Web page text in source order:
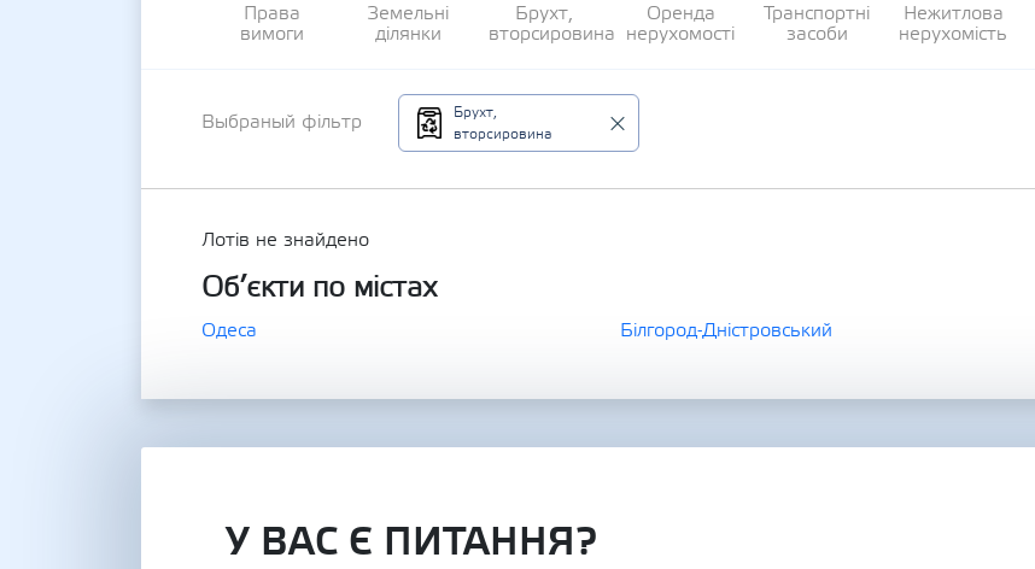
Права
вимоги
Земельні
ділянки
Брухт,
вторсировина
Оренда
нерухомості
Транспортні
засоби
Нежитлова
нерухомість
Выбраный фільтр
Брухт,
вторсировина
Лотів не знайдено
Об’єкти по містах
Одеса Білгород-Дністровський
У ВАС Є ПИТАННЯ?